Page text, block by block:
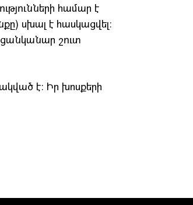
համար է
սխալ է հասկացվել։
ցանկանար շուտ
է։ Իր խոսքերի